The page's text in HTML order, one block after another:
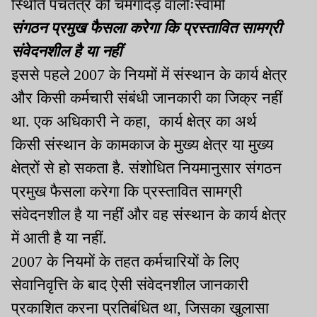
स्थिति पंचतंत्र की चमगादड़ वालीःस्वामी
संगठन प्रमुख फैसला करेगा कि प्रस्तावित सामग्री
संवेदनशील है या नहीं
इससे पहले 2007 के नियमों में संस्थान के कार्य क्षेत्र
और किसी कर्मचारी संबंधी जानकारी का जिक्र नहीं
था. एक अधिकारी ने कहा, कार्य क्षेत्र का अर्थ
किसी संस्थान के कामकाज के मुख्य क्षेत्र या मुख्य
क्षेत्रों से हो सकता है. संशोधित नियमानुसार संगठन
प्रमुख फैसला करेगा कि प्रस्तावित सामग्री
संवेदनशील है या नहीं और वह संस्थान के कार्य क्षेत्र
में आती है या नहीं.
2007 के नियमों के तहत कर्मचारियों के लिए
सेवानिवृत्ति के बाद ऐसी संवेदनशील जानकारी
प्रकाशित करना प्रतिबंधित था, जिसका खुलासा